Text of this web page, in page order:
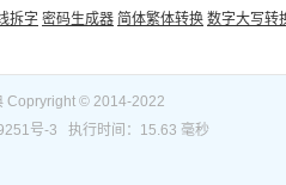
拆字 密码生成器 简体繁体转换 数字大写转
Copryright © 2014-2022
号-3 执行时间：15.63 毫秒